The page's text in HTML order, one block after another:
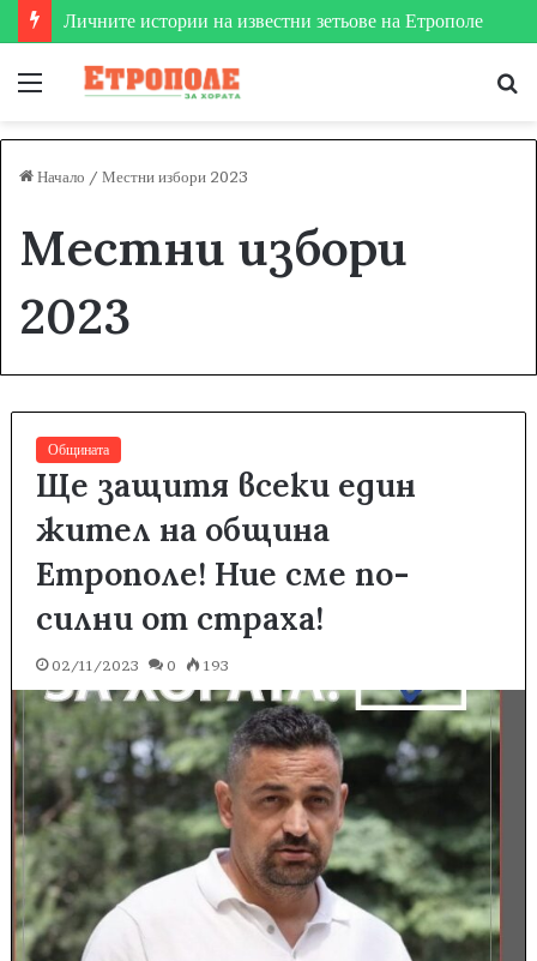
Етрополе затвърди мястото си на футболната карта
Меню
Начало / Местни избори 2023
Местни избори
2023
Общината
Ще защитя всеки един
жител на община
Етрополе! Ние сме по-
силни от страха!
02/11/2023 0 193